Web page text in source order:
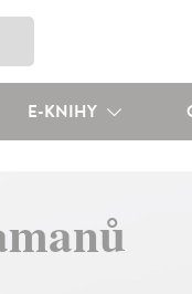
E-KNIHY